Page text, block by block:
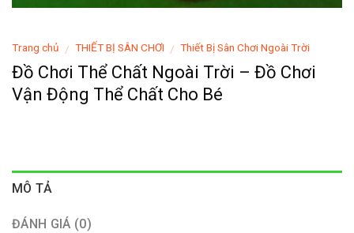
Trang chủ / THIẾT BỊ SÂN CHƠI / Thiết Bị Sân Chơi Ngoài Trời
Đồ Chơi Thể Chất Ngoài Trời – Đồ Chơi
Vận Động Thể Chất Cho Bé
MÔ TẢ
ĐÁNH GIÁ (0)